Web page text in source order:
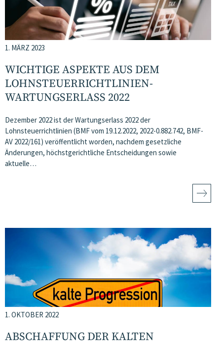
1. MÄRZ 2023
WICHTIGE ASPEKTE AUS DEM
LOHNSTEUERRICHTLINIEN-
WARTUNGSERLASS 2022
Dezember 2022 ist der Wartungserlass 2022 der
Lohnsteuerrichtlinien (BMF vom 19.12.2022, 2022-0.882.742, BMF-
AV 2022/161) veröffentlicht worden, nachdem gesetzliche
Änderungen, höchstgerichtliche Entscheidungen sowie
aktuelle…
1. OKTOBER 2022
ABSCHAFFUNG DER KALTEN